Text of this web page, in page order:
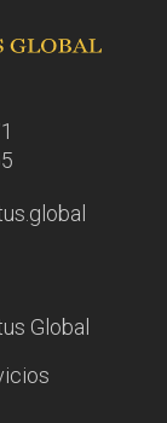
Global